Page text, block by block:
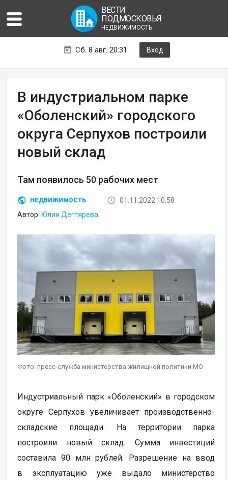
ВЕСТИ
ПОДМОСКОВЬЯ
НЕДВИЖИМОСТЬ
Сб. 8 авг. 20:31 Вход
В индустриальном парке
«Оболенский» городского
округа Серпухов построили
новый склад
Там появилось 50 рабочих мест
НЕДВИЖИМОСТЬ
01.11.2022 10:58
Автор: Юлия Дегтярева
Фото: пресс-служба министерства жилищной политики МО
Индустриальный парк «Оболенский» в городском
округе Серпухов увеличивает производственно-
складские площади. На территории парка
построили новый склад. Сумма инвестиций
составила 90 млн рублей. Разрешение на ввод
в эксплуатацию уже выдало министерство